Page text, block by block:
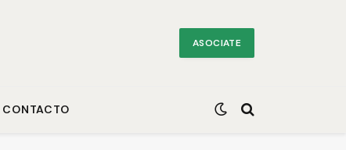
ASOCIATE
CONTACTO